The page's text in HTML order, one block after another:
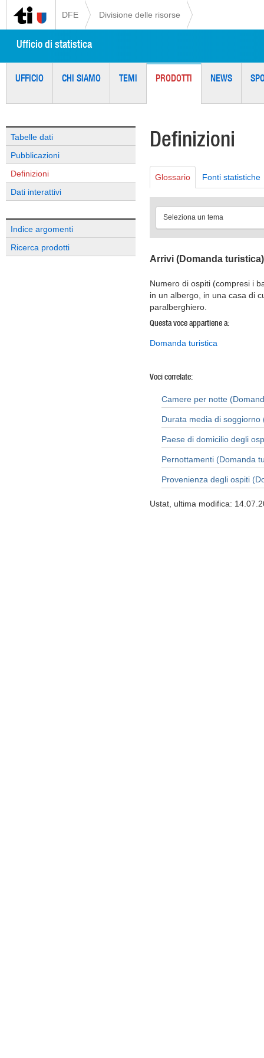
DFE Divisione delle risorse
Ufficio di statistica
UFFICIO CHI SIAMO TEMI PRODOTTI NEWS
Tabelle dati
Pubblicazioni
Definizioni
Dati interattivi
Indice argomenti
Ricerca prodotti
Definizioni
Glossario Fonti statistiche
Seleziona un tema
Arrivi (Domanda turistica)
Numero di ospiti (compresi i
in un albergo, in una casa di
paralberghiero.
Questa voce appartiene a:
Domanda turistica
Voci correlate:
Camere per notte
Durata media di
Paese di domicilio degli
Pernottamenti (Domanda
Provenienza degli ospiti
Ustat, ultima modifica: